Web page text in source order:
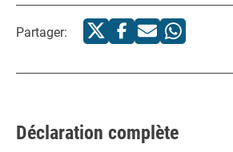
Partager:
Déclaration complète